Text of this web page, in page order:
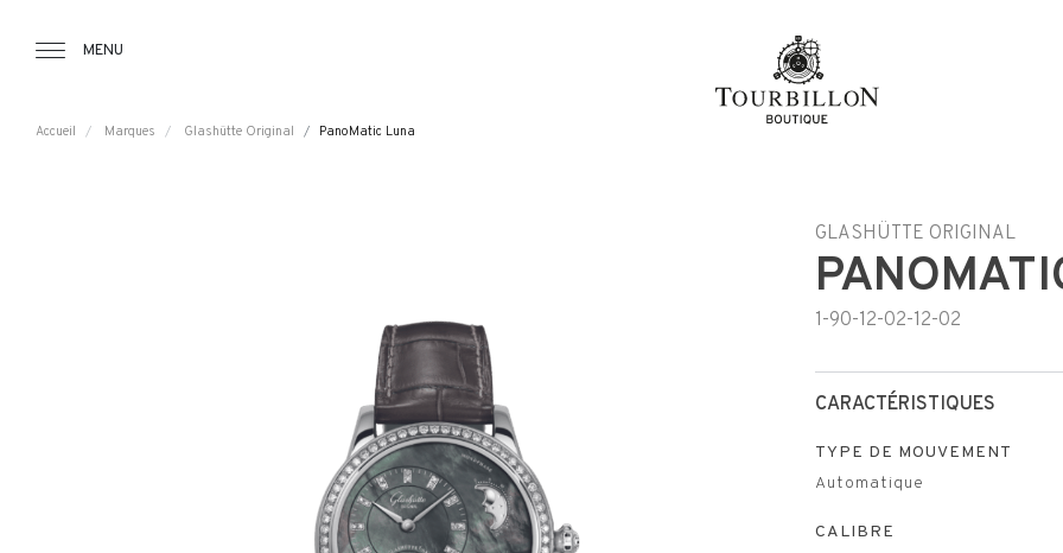
MENU
Accueil Marques Glashütte Original PanoMatic Luna
GLASHÜTTE ORIGINAL
1-90-12-02-12-02
CARACTÉRISTIQUES
TYPE DE MOUVEMENT
Automatique
CALIBRE